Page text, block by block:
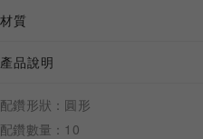
材質
產品說明
配鑽形狀：圓形
配鑽數量：10